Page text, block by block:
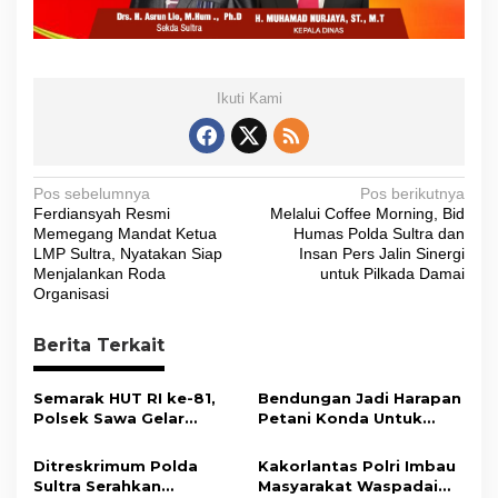
Ikuti Kami
N
a
v
i
a
s
i
o
Pos sebelumnya
Ferdiansyah Resmi
Memegang Mandat Ketua
LMP Sultra, Nyatakan Siap
Menjalankan Roda
Organisasi
Pos berikutnya
Melalui Coffee Morning, Bid
Humas Polda Sultra dan
Insan Pers Jalin Sinergi
untuk Pilkada Damai
Berita Terkait
Semarak HUT RI ke-81,
Polsek Sawa Gelar
Pembukaan Pekan
Olahraga 2026 Tingkat
Bendungan Jadi Harapan
Petani Konda Untuk
Padi
Ditreskrimum Polda
Sultra Serahkan
Kakorlantas Polri Imbau
Masyarakat Waspadai